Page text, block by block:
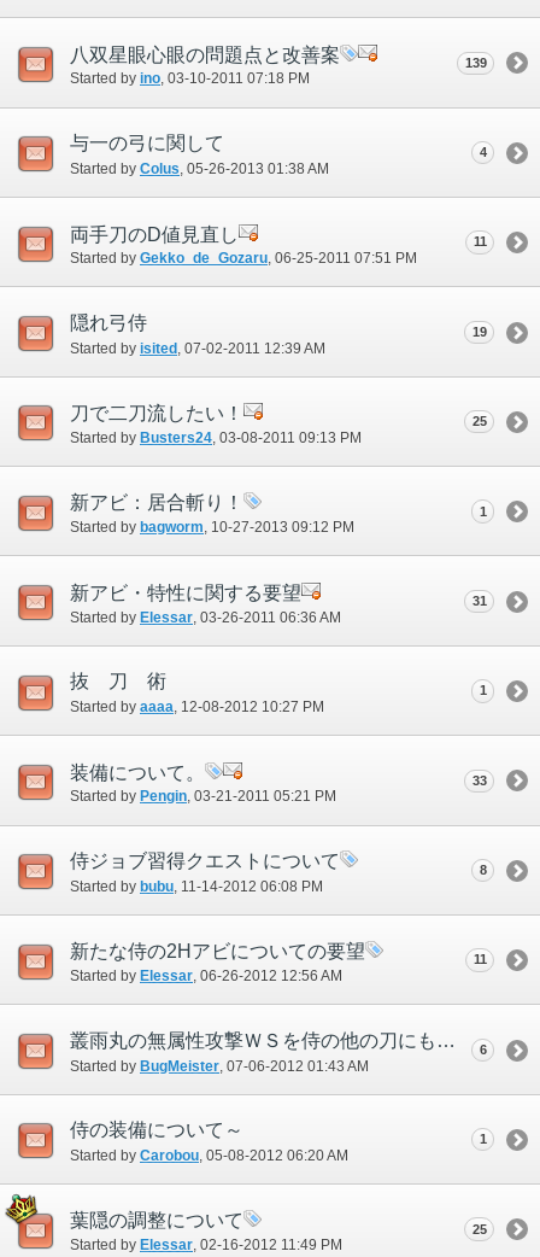
八双星眼心眼の問題点と改善案
Started by ino‎, 03-10-2011 07:18 PM
139
与一の弓に関して
Started by Colus ‎, 05-26-2013 01:38 AM
4
両手刀のD値見直し
Started by Gekko_de_Gozaru‎, 06-25-2011 07:51 PM
11
隠れ弓侍
Started by isited ‎, 07-02-2011 12:39 AM
19
刀で二刀流したい！
Started by Busters24‎, 03-08-2011 09:13 PM
25
新アビ：居合斬り！
Started by bagworm‎, 10-27-2013 09:12 PM
1
新アビ・特性に関する要望
Started by Elessar ‎, 03-26-2011 06:36 AM
31
抜 刀 術
Started by aaaa‎, 12-08-2012 10:27 PM
1
装備について。
Started by Pengin‎, 03-21-2011 05:21 PM
33
侍ジョブ習得クエストについて
Started by bubu ‎, 11-14-2012 06:08 PM
8
新たな侍の2Hアビについての要望
Started by Elessar‎, 06-26-2012 12:56 AM
11
叢雨丸の無属性攻撃ＷＳを侍の他の刀にも欲しい
Started by BugMeister ‎, 07-06-2012 01:43 AM
6
侍の装備について～
Started by Carobou‎, 05-08-2012 06:20 AM
1
葉隠の調整について
Started by Elessar‎, 02-16-2012 11:49 PM
25